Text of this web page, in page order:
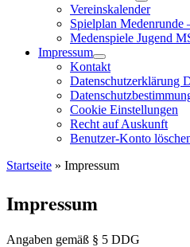
Vereinskalender
Spielplan
Medenspiele Jugend
Impressum
Kontakt
Datenschutzerklärung
Cookie Einstellungen
Recht auf Auskunft
Benutzer-Konto
Startseite » Impressum
Impressum
Angaben gemäß § 5 DDG